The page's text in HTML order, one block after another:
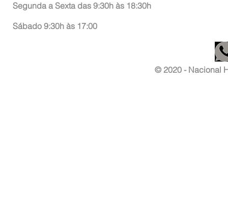
Segunda a Sexta das 9:30h às 18:30h
Sábado 9:30h às 17:00
© 2020 - Nacional